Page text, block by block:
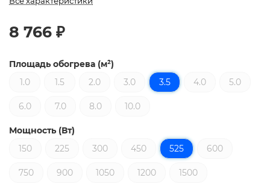
8 766 ₽
Площадь обогрева (м²)
1.0
1.5 2.0 3.0 3.5 4.0 5.0
6.0 7.0 8.0 10.0
Мощность (Вт)
150
225 300 450 525 600
750 900 1050 1200 1500